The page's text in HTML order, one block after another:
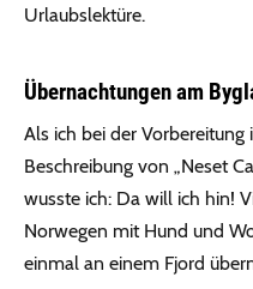
Urlaubslektüre.
Übernachtungen am
Als ich bei der Vorbereitung
Beschreibung von „Neset
wusste ich: Da will ich hin!
Norwegen mit Hund und
einmal an einem Fjord